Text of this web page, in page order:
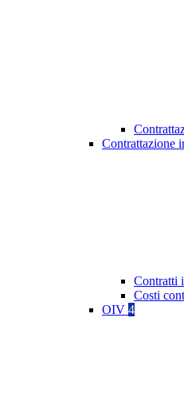
Contrattazione
Contratti
Costi
OIV 4